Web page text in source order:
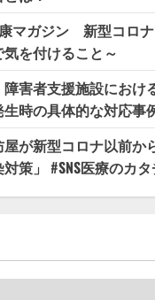
康マガジン 新型コロ
を付けること～
障害者支援施設におけ
時の具体的な対応事
屋が新型コロナ以前か
策」 #SNS医療のカタ